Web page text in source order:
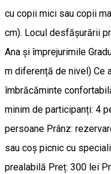
cu copii mici sau copii
cm). Locul desfășurării
Ana și împrejurimile
m diferență de nivel) Ce
îmbrăcăminte
minim de participanți: 4
persoane Prânz:
sau coș picnic cu
prealabilă Preț: 300 lei